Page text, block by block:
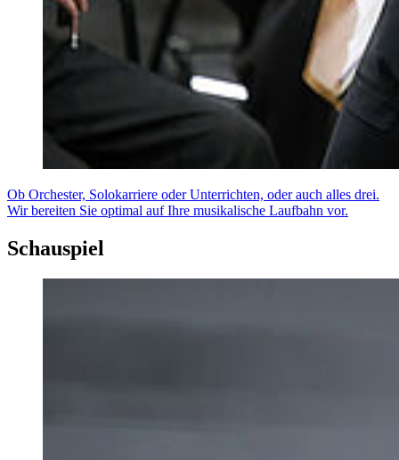
Ob Orchester, Solokarriere oder Unterrichten, oder auch alles drei.
Wir bereiten Sie optimal auf Ihre musikalische Laufbahn vor.
Schauspiel